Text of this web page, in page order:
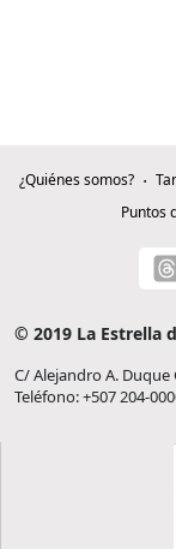
¿Quiénes somos?
Puntos
© 2019 La Estrella
C/ Alejandro A. Duque
Teléfono: +507 204-